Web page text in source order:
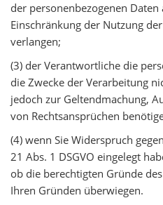
der personenbezogenen
Einschränkung der Nutzung
verlangen;
(3) der Verantwortliche die
die Zwecke der Verarbeitung
jedoch zur Geltendmachung,
von Rechtsansprüchen
(4) wenn Sie Widerspruch
21 Abs. 1 DSGVO eingelegt
ob die berechtigten Gründe
Ihren Gründen überwiegen.